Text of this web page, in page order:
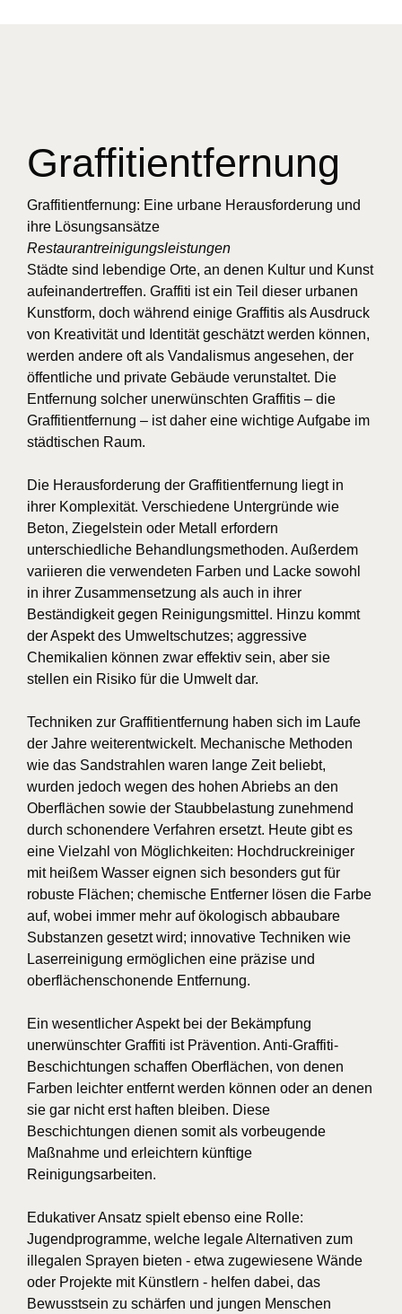
Graffitientfernung
Graffitientfernung: Eine urbane Herausforderung und
ihre Lösungsansätze
Restaurantreinigungsleistungen
Städte sind lebendige Orte, an denen Kultur und Kunst
aufeinandertreffen. Graffiti ist ein Teil dieser urbanen
Kunstform, doch während einige Graffitis als Ausdruck
von Kreativität und Identität geschätzt werden können,
werden andere oft als Vandalismus angesehen, der
öffentliche und private Gebäude verunstaltet. Die
Entfernung solcher unerwünschten Graffitis – die
Graffitientfernung – ist daher eine wichtige Aufgabe im
städtischen Raum.
Die Herausforderung der Graffitientfernung liegt in
ihrer Komplexität. Verschiedene Untergründe wie
Beton, Ziegelstein oder Metall erfordern
unterschiedliche Behandlungsmethoden. Außerdem
variieren die verwendeten Farben und Lacke sowohl
in ihrer Zusammensetzung als auch in ihrer
Beständigkeit gegen Reinigungsmittel. Hinzu kommt
der Aspekt des Umweltschutzes; aggressive
Chemikalien können zwar effektiv sein, aber sie
stellen ein Risiko für die Umwelt dar.
Techniken zur Graffitientfernung haben sich im Laufe
der Jahre weiterentwickelt. Mechanische Methoden
wie das Sandstrahlen waren lange Zeit beliebt,
wurden jedoch wegen des hohen Abriebs an den
Oberflächen sowie der Staubbelastung zunehmend
durch schonendere Verfahren ersetzt. Heute gibt es
eine Vielzahl von Möglichkeiten: Hochdruckreiniger
mit heißem Wasser eignen sich besonders gut für
robuste Flächen; chemische Entferner lösen die Farbe
auf, wobei immer mehr auf ökologisch abbaubare
Substanzen gesetzt wird; innovative Techniken wie
Laserreinigung ermöglichen eine präzise und
oberflächenschonende Entfernung.
Ein wesentlicher Aspekt bei der Bekämpfung
unerwünschter Graffiti ist Prävention. Anti-Graffiti-
Beschichtungen schaffen Oberflächen, von denen
Farben leichter entfernt werden können oder an denen
sie gar nicht erst haften bleiben. Diese
Beschichtungen dienen somit als vorbeugende
Maßnahme und erleichtern künftige
Reinigungsarbeiten.
Edukativer Ansatz spielt ebenso eine Rolle:
Jugendprogramme, welche legale Alternativen zum
illegalen Sprayen bieten - etwa zugewiesene Wände
oder Projekte mit Künstlern - helfen dabei, das
Bewusstsein zu schärfen und jungen Menschen